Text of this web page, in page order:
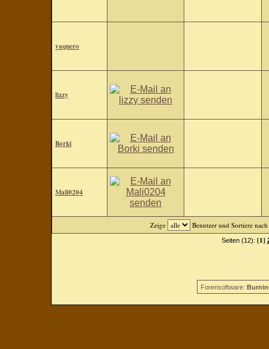
vaquero
lizzy
Borki
Mali0204
Zeige Benutzer und Sortiere nach
Seiten (12): [1]
Forensoftware: